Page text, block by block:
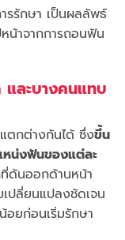
รรักษา เป็นผลลัพธ์
น้าจากการถอนฟัน
และบางคนแทบ
ตกต่างกันได้ ซึ่งขึ้น
หน่งฟันของแต่ละ
ดันออกด้านหน้า
ปลี่ยนแปลงชัดเจน
ยก่อนเริ่มรักษา